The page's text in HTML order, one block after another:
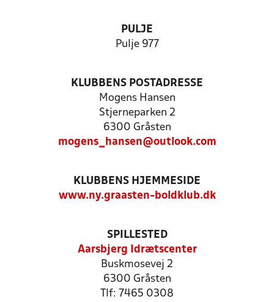
PULJE
Pulje 977
KLUBBENS POSTADRESSE
Mogens Hansen
Stjerneparken 2
6300 Gråsten
mogens_hansen@outlook.com
KLUBBENS HJEMMESIDE
www.ny.graasten-boldklub.dk
SPILLESTED
Aarsbjerg Idrætscenter
Buskmosevej 2
6300 Gråsten
Tlf: 7465 0308